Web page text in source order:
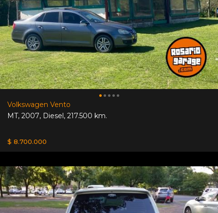
Volkswagen Vento
MT, 2007, Diesel, 217.500 km.
$ 8.700.000